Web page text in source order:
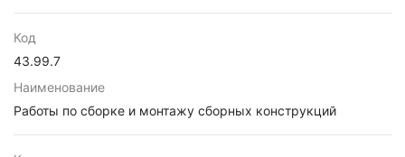
Код
43.99.7
Наименование
Работы по сборке и монтажу сборных конструкций